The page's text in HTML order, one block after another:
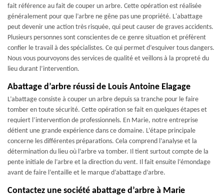
fait référence au fait de couper un arbre. Cette opération est réalisée
généralement pour que l’arbre ne gêne pas une propriété. L'abattage
peut devenir une action très risquée, qui peut causer de graves accidents.
Plusieurs personnes sont conscientes de ce genre situation et préfèrent
confier le travail à des spécialistes. Ce qui permet d’esquiver tous dangers.
Nous vous pourvoyons des services de qualité et veillons à la propreté du
lieu durant l’intervention.
Abattage d’arbre réussi de Louis Antoine Elagage
L’abattage consiste à couper un arbre depuis sa tranche pour le faire
tomber en toute sécurité. Cette opération se fait en quelques étapes et
requiert l’intervention de professionnels. En Marie, notre entreprise
détient une grande expérience dans ce domaine. L’étape principale
concerne les différentes préparations. Cela comprend l’analyse et la
détermination du lieu où l’arbre va tomber. Il tient surtout compte de la
pente initiale de l’arbre et la direction du vent. Il fait ensuite l’émondage
avant de faire l’entaille et le marque d’abattage d’arbre.
Contactez une société abattage d’arbre à Marie